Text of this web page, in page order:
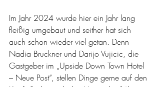
Im Jahr 2024 wurde hier ein Jahr lang
fleißig umgebaut und seither hat sich
auch schon wieder viel getan. Denn
Nadia Bruckner und Darijo Vujicic, die
Gastgeber im „Upside Down Town Hotel
– Neue Post“, stellen Dinge gerne auf den